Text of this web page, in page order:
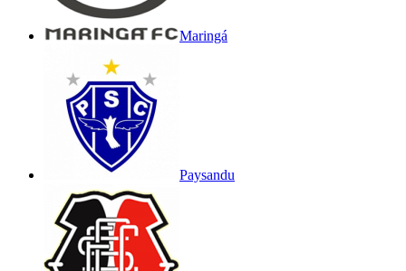
Maringá
Paysandu